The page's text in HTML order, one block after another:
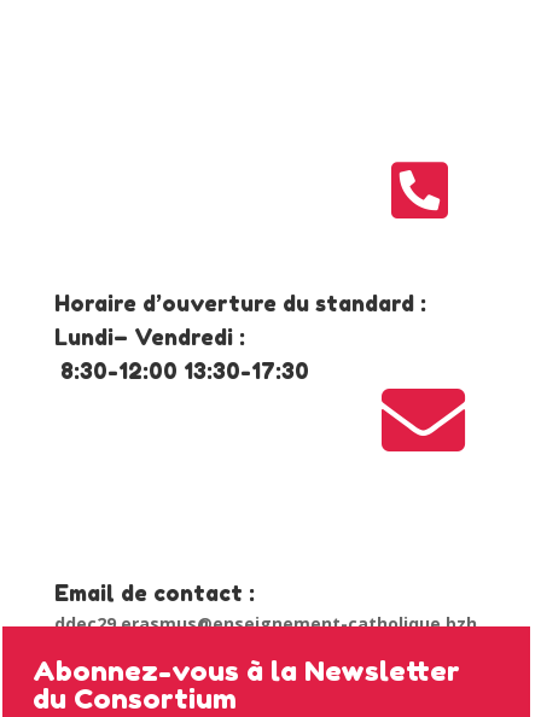

Horaire d’ouverture du standard :
Lundi– Vendredi :
8:30-12:00 13:30-17:30

Email de contact :
ddec29.erasmus@enseignement-catholique.bzh
Abonnez-vous à la Newsletter
du Consortium